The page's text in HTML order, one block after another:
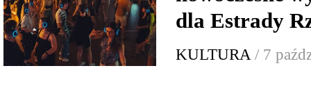
dla Estrady
KULTURA / 7